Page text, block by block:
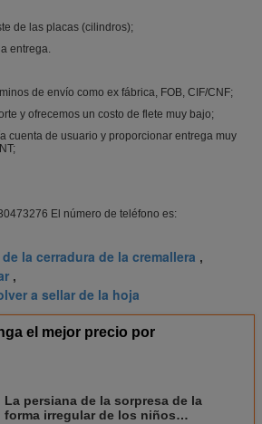
de las placas (cilindros);
entrega.
de envío como ex fábrica, FOB, CIF/CNF;
y ofrecemos un costo de flete muy bajo;
cuenta de usuario y proporcionar entrega muy
El número de teléfono es:
la cerradura de la cremallera ,
,
a sellar de la hoja
el mejor precio por
La persiana de la sorpresa de la
forma irregular de los niños